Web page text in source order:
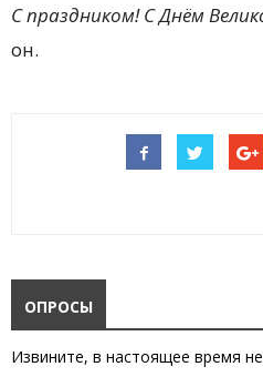
С праздником! С Днём
он.
ОПРОСЫ
Извините, в настоящее время